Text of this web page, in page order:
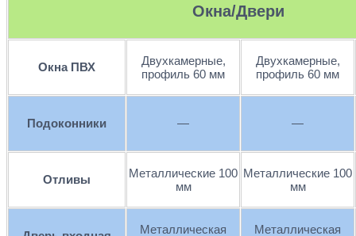
Окна/Двери
Окна ПВХ
Двухкамерные,
профиль 60 мм
Двухкамерные,
профиль 60 мм
Подоконники — —
Отливы
Металлические 100
мм
Металлические 100
мм
Металлическая
Металлическая